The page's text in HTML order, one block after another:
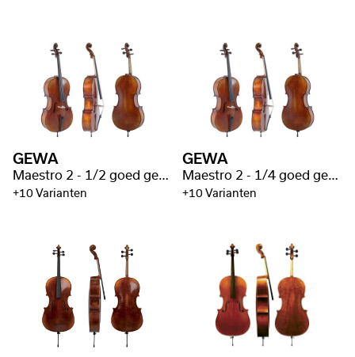
GEWA
Maestro 2 - 1/2 goed gevlamd
+10 Varianten
GEWA
Maestro 2 - 1/4 goed gevlamd
+10 Varianten